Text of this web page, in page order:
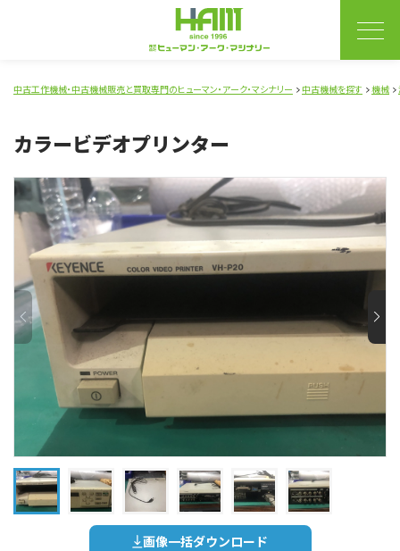
中古工作機械・中古機械販売と買取専門のヒューマン・アーク・マシナリー 中古機械を探す 機械
カラービデオプリンター
画像一括ダウンロード